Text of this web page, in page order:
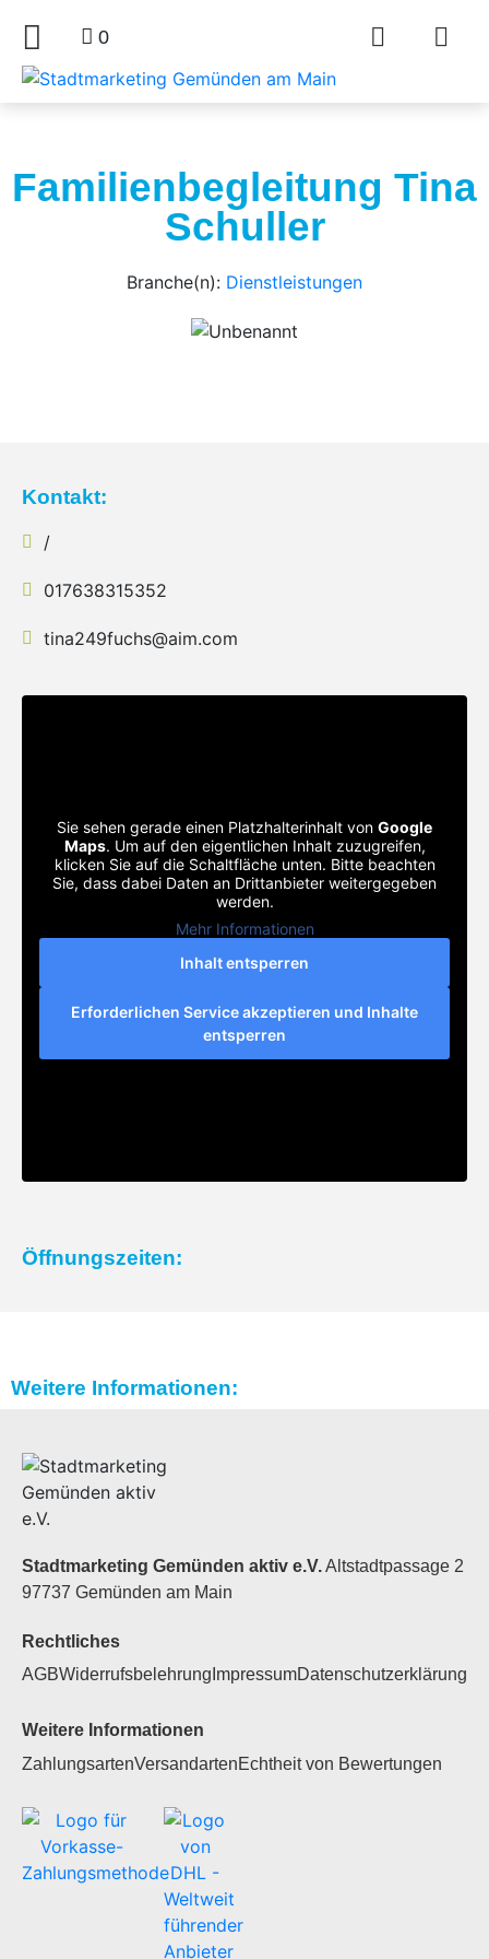
0
Familienbegleitung Tina
Schuller
Branche(n): Dienstleistungen
Kontakt:
/
017638315352
tina249fuchs@aim.com
Sie sehen gerade einen Platzhalterinhalt von Google
Maps. Um auf den eigentlichen Inhalt zuzugreifen,
klicken Sie auf die Schaltfläche unten. Bitte beachten
Sie, dass dabei Daten an Drittanbieter weitergegeben
werden.
Mehr Informationen
Inhalt entsperren
Erforderlichen Service akzeptieren und Inhalte
entsperren
Öffnungszeiten:
Weitere Informationen:
Stadtmarketing Gemünden aktiv e.V.Altstadtpassage 2
97737 Gemünden am Main
Rechtliches
AGBWiderrufsbelehrung ImpressumDatenschutzerklärung
Weitere Informationen
ZahlungsartenVersandartenEchtheit von Bewertungen